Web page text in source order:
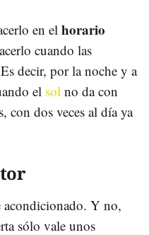
en el horario
cuando las
decir, por la noche y a
el sol no da con
con dos veces al día ya
acondicionado. Y no,
sólo vale unos